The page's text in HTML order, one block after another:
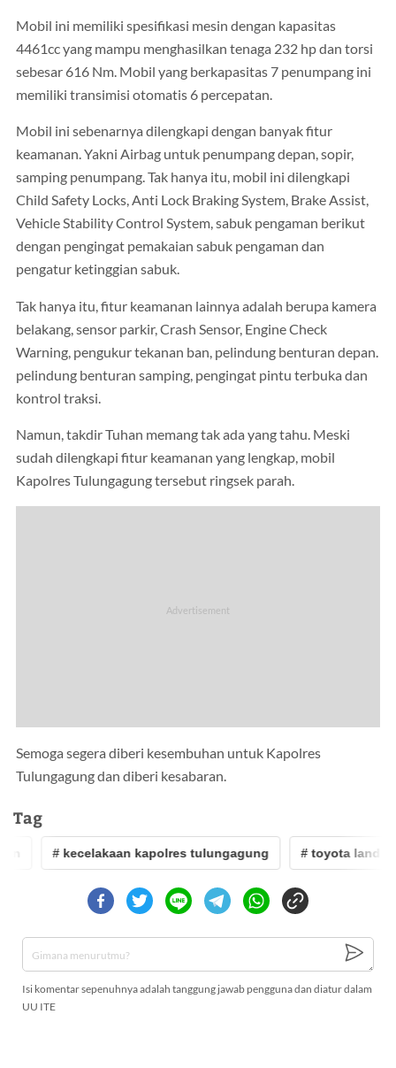
Mobil ini memiliki spesifikasi mesin dengan kapasitas
4461cc yang mampu menghasilkan tenaga 232 hp dan torsi
sebesar 616 Nm. Mobil yang berkapasitas 7 penumpang ini
memiliki transimisi otomatis 6 percepatan.
Mobil ini sebenarnya dilengkapi dengan banyak fitur
keamanan. Yakni Airbag untuk penumpang depan, sopir,
samping penumpang. Tak hanya itu, mobil ini dilengkapi
Child Safety Locks, Anti Lock Braking System, Brake Assist,
Vehicle Stability Control System, sabuk pengaman berikut
dengan pengingat pemakaian sabuk pengaman dan
pengatur ketinggian sabuk.
Tak hanya itu, fitur keamanan lainnya adalah berupa kamera
belakang, sensor parkir, Crash Sensor, Engine Check
Warning, pengukur tekanan ban, pelindung benturan depan.
pelindung benturan samping, pengingat pintu terbuka dan
kontrol traksi.
Namun, takdir Tuhan memang tak ada yang tahu. Meski
sudah dilengkapi fitur keamanan yang lengkap, mobil
Kapolres Tulungagung tersebut ringsek parah.
Semoga segera diberi kesembuhan untuk Kapolres
Tulungagung dan diberi kesabaran.
Tag
# kecelakaan kapolres tulungagung # toyota land
Isi komentar sepenuhnya adalah tanggung jawab pengguna dan diatur dalam
UU ITE